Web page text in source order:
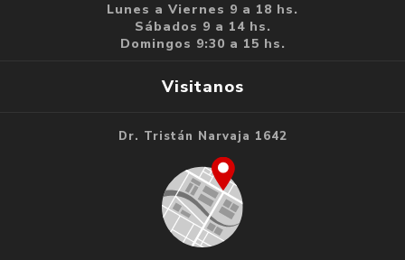
Lunes a Viernes 9 a 18 hs.
Sábados 9 a 14 hs.
Domingos 9:30 a 15 hs.
Visitanos
Dr. Tristán Narvaja 1642